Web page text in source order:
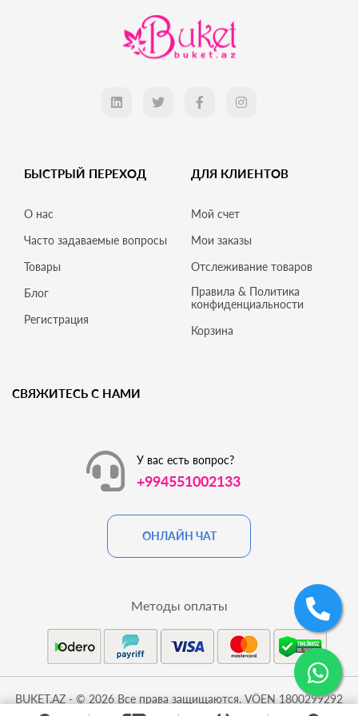
БЫСТРЫЙ ПЕРЕХОД
О нас
Часто задаваемые вопросы
Товары
Блог
Регистрация
ДЛЯ КЛИЕНТОВ
Мой счет
Мои заказы
Отслеживание товаров
Правила & Политика
конфиденциальности
Корзина
СВЯЖИТЕСЬ С НАМИ
У вас есть вопрос?
+994551002133
ОНЛАЙН ЧАТ
BUKET.AZ - © 2026 Все права защищаются. VÖEN 1800299292
Методы оплаты